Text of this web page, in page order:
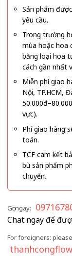
Sản phẩm
yêu cầu.
Trong trường
mùa hoặc hoa
bằng loại hoa
cách gần nhất
Miễn phí giao
Nội, TP.HCM,
vực).
Phí giao hàng
toán.
TCF cam kết
bù sản phẩm
chuyển.
Gọi ngay:
Chat ngay để
For foreigners: